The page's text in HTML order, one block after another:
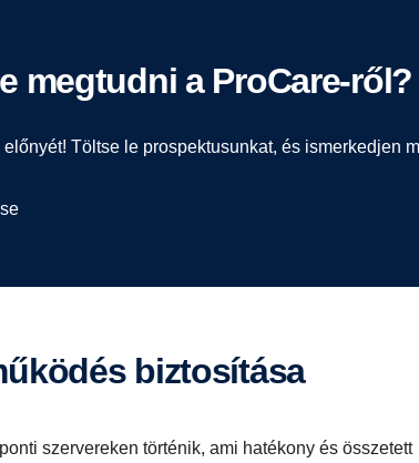
megtudni a ProCare-ről?
Töltse le prospektusunkat, és ismerkedjen
biztosítása
szervereken történik, ami hatékony és összetett